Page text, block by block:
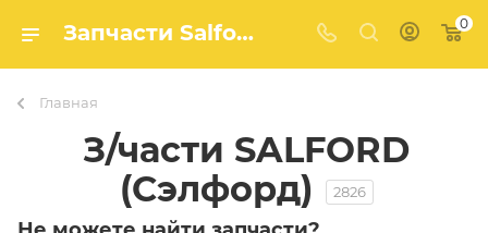
Запчасти Salford (Салфорд) — купить в Агро-Мастер 0
Главная
З/части SALFORD
(Сэлфорд)
2826